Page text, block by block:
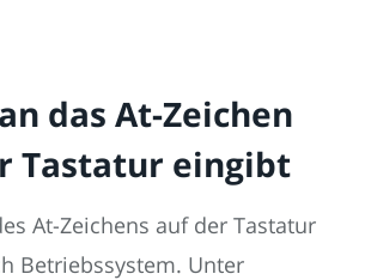
das At-Zeichen
Tastatur eingibt
At-Zeichens auf der Tastatur
Betriebssystem. Unter